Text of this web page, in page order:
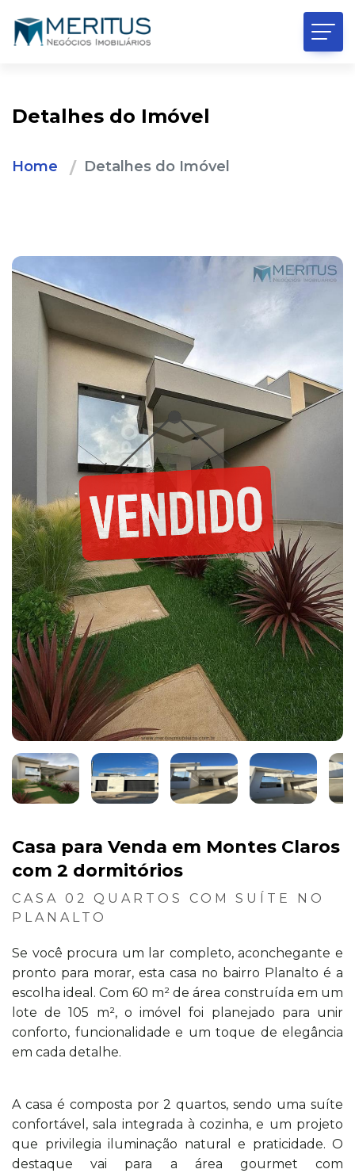
Detalhes do Imóvel
Home Detalhes do Imóvel
Casa para Venda em Montes Claros
com 2 dormitórios
CASA 02 QUARTOS COM SUÍTE NO
PLANALTO
Se você procura um lar completo, aconchegante e
pronto para morar, esta casa no bairro Planalto é a
escolha ideal. Com 60 m² de área construída em um
lote de 105 m², o imóvel foi planejado para unir
conforto, funcionalidade e um toque de elegância
em cada detalhe.
A casa é composta por 2 quartos, sendo uma suíte
confortável, sala integrada à cozinha, e um projeto
que privilegia iluminação natural e praticidade. O
destaque vai para a área gourmet com